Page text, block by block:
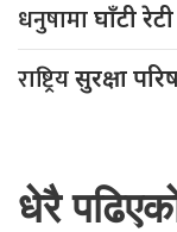
धनुषामाघाँटी
राष्ट्रियसुरक्षा
धेरै